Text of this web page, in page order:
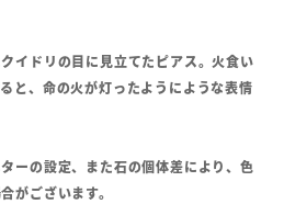
イドリの目に見立てたピアス。火食い
と、命の火が灯ったようにような表情
ーの設定、また石の個体差により、色
がございます。